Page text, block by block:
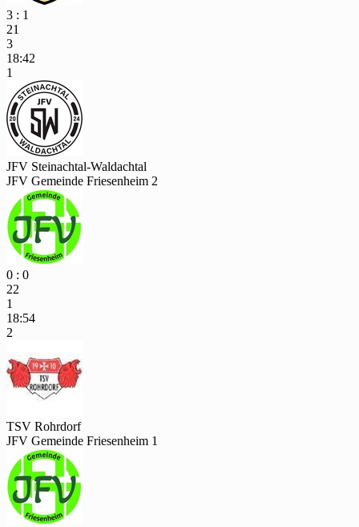
3 : 1
21
3
18:42
1
JFV Steinachtal-Waldachtal
JFV Gemeinde Friesenheim 2
0 : 0
22
1
18:54
2
TSV Rohrdorf
JFV Gemeinde Friesenheim 1